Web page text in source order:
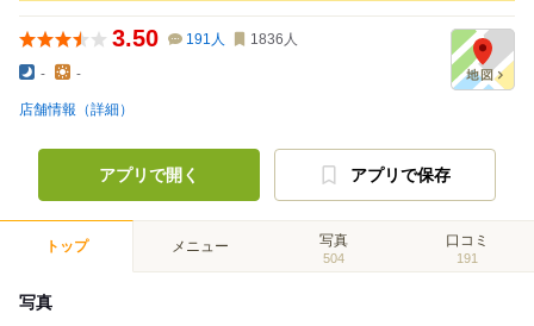
3.50 191 人 1836 人
- -
店舗情報（詳細）
アプリで開く アプリで保存
トップ メニュー 写真
504
口コミ
191
写真